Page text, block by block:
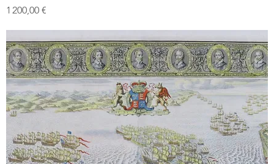
Prix
1 200,00 €